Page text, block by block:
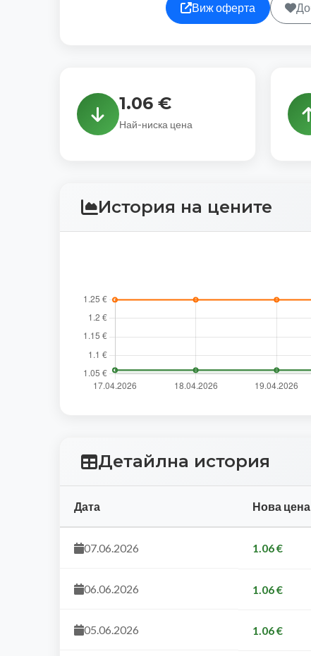
Виж оферта
1.06 €
Най-ниска цена
История на цените
Детайлна история
Дата Нова цена
07.06.2026 1.06 €
06.06.2026 1.06 €
05.06.2026 1.06 €